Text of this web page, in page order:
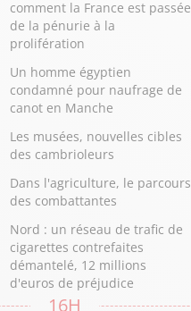
comment la France est passée
de la pénurie à la
prolifération
Un homme égyptien
condamné pour naufrage de
canot en Manche
Les musées, nouvelles cibles
des cambrioleurs
Dans l'agriculture, le parcours
des combattantes
Nord : un réseau de trafic de
cigarettes contrefaites
démantelé, 12 millions
d'euros de préjudice
16H